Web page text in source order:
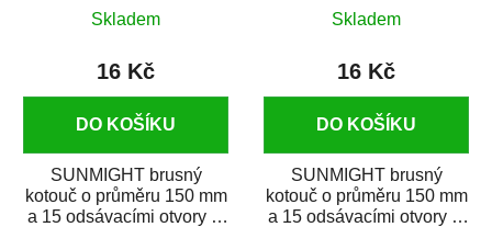
Skladem
16 Kč
DO KOŠÍKU
SUNMIGHT brusný
kotouč o průměru 150 mm
a 15 odsávacími otvory je
Skladem
16 Kč
DO KOŠÍKU
SUNMIGHT brusný
kotouč o průměru 150 mm
a 15 odsávacími otvory je